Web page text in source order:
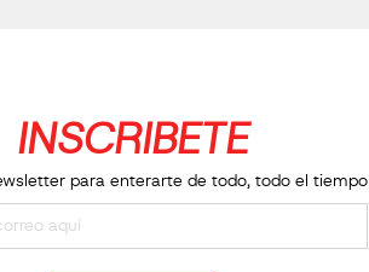
INSCRIBETE
para enterarte de todo, todo el tiempo